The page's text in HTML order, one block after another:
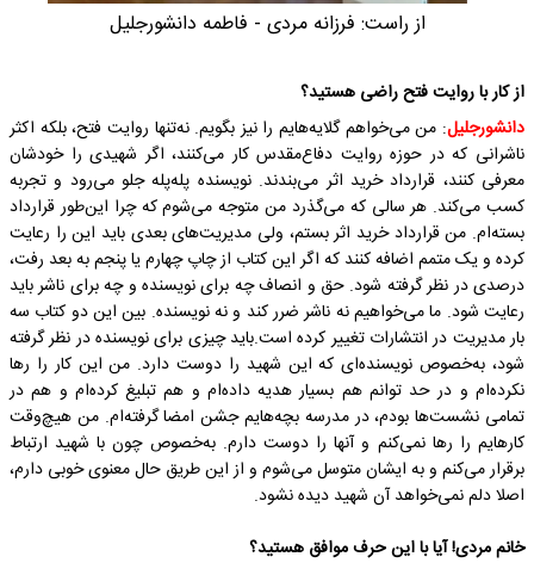
از راست: فرزانه مردی - فاطمه دانشورجلیل
از کار با روایت فتح راضی هستید؟
دانشورجلیل: من می‌خواهم گلایه‌هایم را نیز بگویم. نه‌تنها روایت فتح، بلکه اکثر
ناشرانی که در حوزه روایت دفاع‌مقدس کار می‌کنند، اگر شهیدی را خودشان
معرفی کنند، قرارداد خرید اثر می‌بندند. نویسنده پله‌پله جلو می‌رود و تجربه
کسب می‌کند. هر سالی که می‌گذرد من متوجه می‌شوم که چرا این‌طور قرارداد
بسته‌ام. من قرارداد خرید اثر بستم، ولی مدیریت‌های بعدی باید این را رعایت
کرده و یک متمم اضافه کنند که اگر این کتاب از چاپ چهارم یا پنجم به بعد رفت،
درصدی در نظر گرفته شود. حق و انصاف چه برای نویسنده و چه برای ناشر باید
رعایت شود. ما می‌خواهیم نه ناشر ضرر کند و نه نویسنده. بین این دو کتاب سه
بار مدیریت در انتشارات تغییر کرده است.باید چیزی برای نویسنده در نظر گرفته
شود، به‌خصوص نویسنده‌ای که این شهید را دوست دارد. من این کار را رها
نکرده‌ام و در حد توانم هم بسیار هدیه داده‌ام و هم تبلیغ کرده‌ام و هم در
تمامی نشست‌ها بودم، در مدرسه بچه‌هایم جشن امضا گرفته‌ام. من هیچ‌وقت
کارهایم را رها نمی‌کنم و آنها را دوست دارم. به‌خصوص چون با شهید ارتباط
برقرار می‌کنم و به ایشان متوسل می‌شوم و از این طریق حال معنوی خوبی دارم،
اصلا دلم نمی‌خواهد آن شهید دیده نشود.
خانم مردی! آیا با این حرف موافق هستید؟